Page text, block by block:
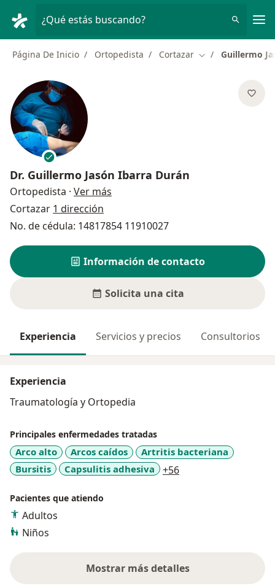
¿Qué estás buscando?
Página De Inicio Ortopedista Cortazar Cambiar de
Guillermo
Dr. Guillermo Jasón Ibarra Durán
Ortopedista · Ver más
Cortazar 1 dirección
No. de cédula: 14817854 11910027
Información de contacto
Solicita una cita
Experiencia Servicios y precios Consultorios
Experiencia
Traumatología y Ortopedia
Principales enfermedades tratadas
Arco alto Arcos caídos
Artritis bacteriana
Bursitis
Capsulitis adhesiva +56
Pacientes que atiendo
Adultos
Niños
Mostrar más detalles
sobre la experiencia